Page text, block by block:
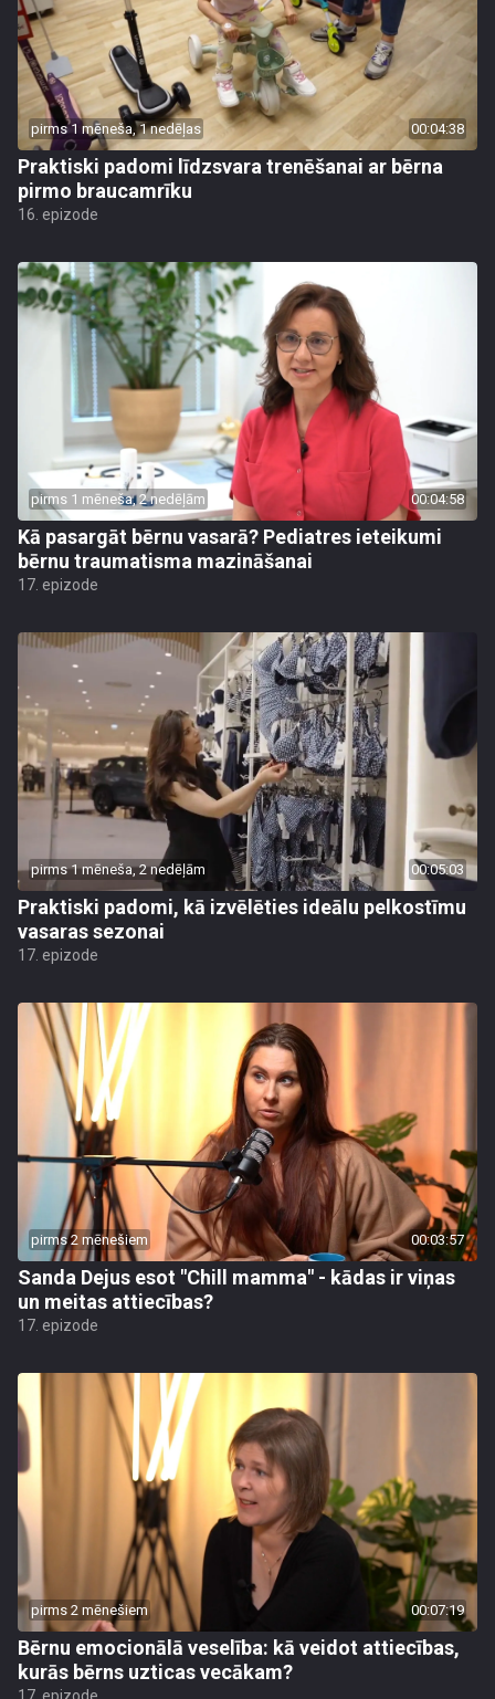
pirms 1 mēneša, 1 nedēļas 00:04:38
Praktiski padomi līdzsvara trenēšanai ar bērna
pirmo braucamrīku
16. epizode
pirms 1 mēneša, 2 nedēļām 00:04:58
Kā pasargāt bērnu vasarā? Pediatres ieteikumi
bērnu traumatisma mazināšanai
17. epizode
pirms 1 mēneša, 2 nedēļām 00:05:03
Praktiski padomi, kā izvēlēties ideālu pelkostīmu
vasaras sezonai
17. epizode
pirms 2 mēnešiem 00:03:57
Sanda Dejus esot "Chill mamma" - kādas ir viņas
un meitas attiecības?
17. epizode
pirms 2 mēnešiem 00:07:19
Bērnu emocionālā veselība: kā veidot attiecības,
kurās bērns uzticas vecākam?